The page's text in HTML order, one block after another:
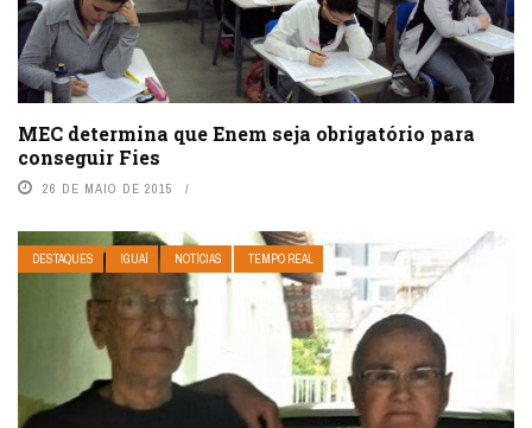
MEC determina que Enem seja obrigatório para
conseguir Fies
26 DE MAIO DE 2015
DESTAQUES IGUAÍ NOTÍCIAS TEMPO REAL